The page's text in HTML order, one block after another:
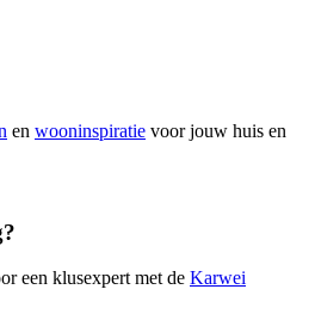
en wooninspiratie voor jouw huis en
een klusexpert met de Karwei